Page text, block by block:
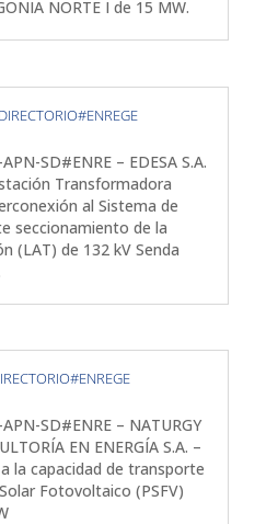
NORTE I de 15 MW.
SD#ENRE – EDESA S.A.
Transformadora
al Sistema de
seccionamiento de la
(LAT) de 132 kV Senda
SD#ENRE – NATURGY
EN ENERGÍA S.A. –
la capacidad de transporte
Fotovoltaico (PSFV)